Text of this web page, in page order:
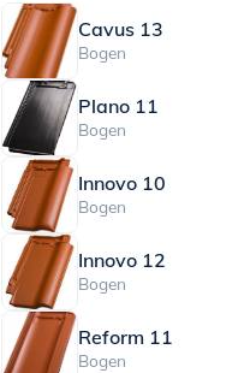
Cavus 13
Bogen
Plano 11
Bogen
Innovo 10
Bogen
Innovo 12
Bogen
Reform 11
Bogen